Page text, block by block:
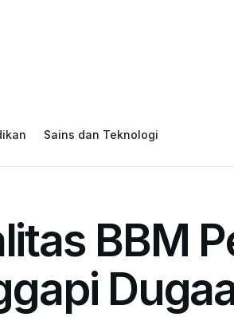
Sains dan Teknologi
BBM